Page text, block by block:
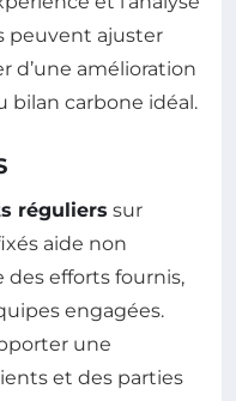
peuvent ajuster
d’une amélioration
bilan carbone idéal.
réguliers sur
aide non
efforts fournis,
engagées.
une
et des parties